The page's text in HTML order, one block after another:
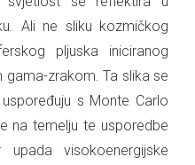
Ali ne sliku kozmičkog
pljuska iniciranog
zrakom. Ta slika se
s Monte Carlo
na temelju te usporedbe
visokoenergijske